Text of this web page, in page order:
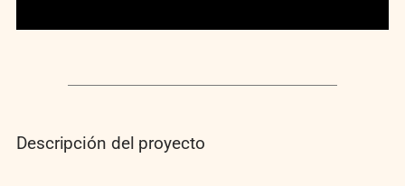
Descripción del proyecto